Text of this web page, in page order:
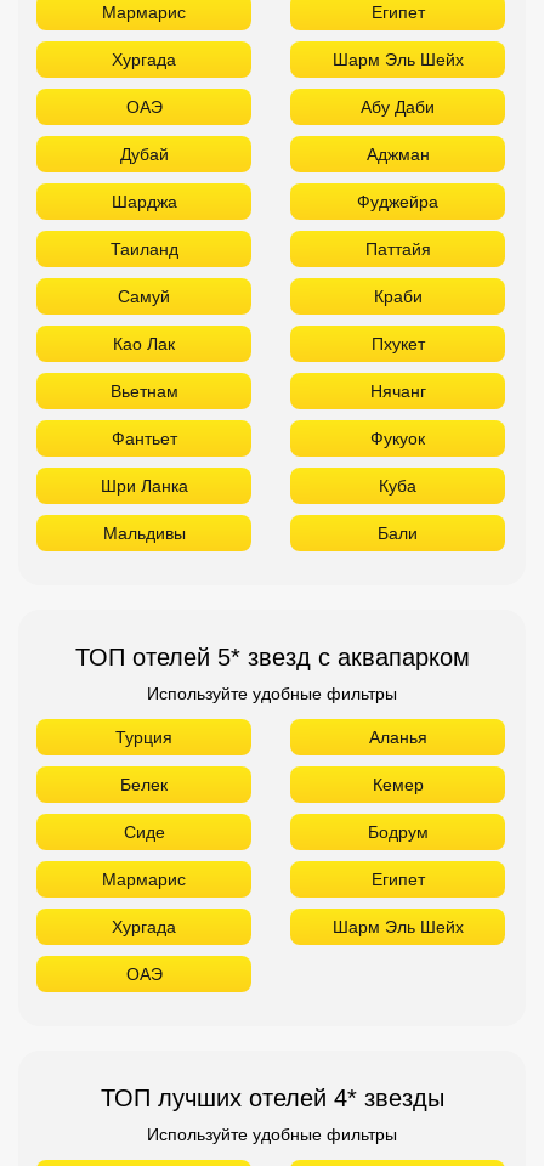
Мармарис Египет
Хургада Шарм Эль Шейх
ОАЭ Абу Даби
Дубай Аджман
Шарджа Фуджейра
Таиланд Паттайя
Самуй Краби
Као Лак Пхукет
Вьетнам Нячанг
Фантьет Фукуок
Шри Ланка Куба
Мальдивы Бали
ТОП отелей 5* звезд с аквапарком
Используйте удобные фильтры
Турция Аланья
Белек Кемер
Сиде Бодрум
Мармарис Египет
Хургада Шарм Эль Шейх
ОАЭ
ТОП лучших отелей 4* звезды
Используйте удобные фильтры